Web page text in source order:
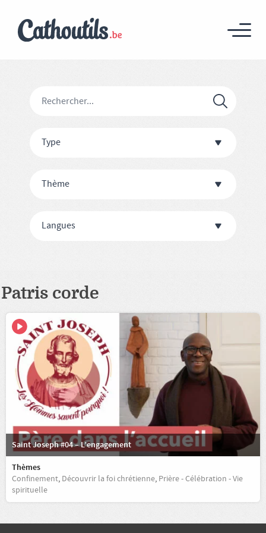
Type
Thème
Langues
Patris corde
Saint Joseph #04 – L’engagement
Thèmes
Confinement, Découvrir la foi chrétienne, Prière - Célébration - Vie
spirituelle